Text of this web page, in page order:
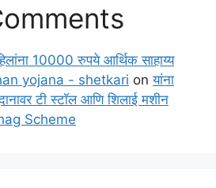
10000 रुपये आर्थिक साहाय्य
yojana - shetkari onयांना
टी स्टॉल आणि शिलाई मशीन
Scheme